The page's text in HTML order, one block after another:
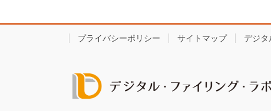
プライバシーポリシー サイトマップ デジタ